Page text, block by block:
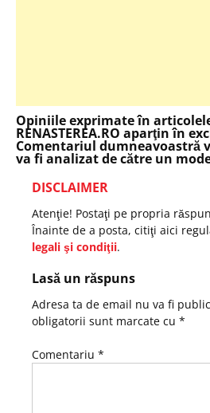
Opiniile exprimate în
RENASTEREA.RO aparţin în
Comentariul dumneavoastră
va fi analizat de către un
DISCLAIMER
Atenţie! Postaţi pe propria
Înainte de a posta, citiţi aici
legali şi condiţii.
Lasă un răspuns
Adresa ta de email nu va fi
obligatorii sunt marcate cu *
Comentariu *